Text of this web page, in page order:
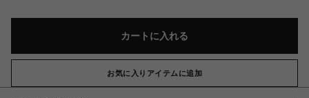
カートに入れる
お気に入りアイテムに追加